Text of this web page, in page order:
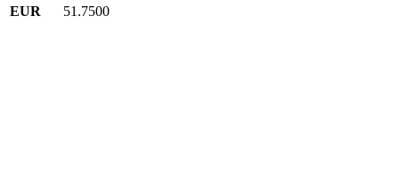
EUR
51.7500